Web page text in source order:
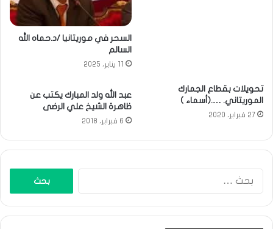
السحر في موريتانيا /د.حماه الله
السالم
11 يناير، 2025
تحويلات بقطاع الجمارك
الموريتاني. ….(أسماء )
27 فبراير، 2020
عبد الله ولد المبارك يكتب عن
ظاهرة الشيخ علي الرضى
6 فبراير، 2018